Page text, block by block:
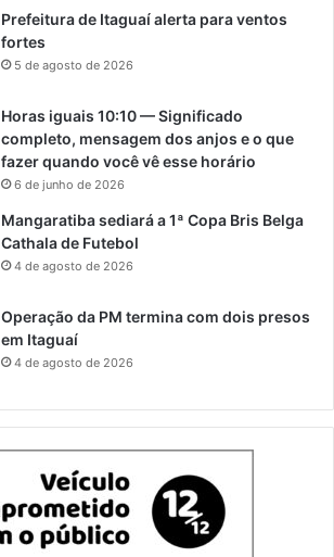
Prefeitura de Itaguaí alerta para ventos
fortes
5 de agosto de 2026
Horas iguais 10:10 — Significado
completo, mensagem dos anjos e o que
fazer quando você vê esse horário
6 de junho de 2026
Mangaratiba sediará a 1ª Copa Bris Belga
Cathala de Futebol
4 de agosto de 2026
Operação da PM termina com dois presos
em Itaguaí
4 de agosto de 2026